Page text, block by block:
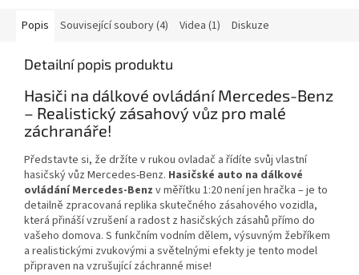
Popis Související soubory (4) Videa (1) Diskuze
Detailní popis produktu
Hasiči na dálkové ovládání Mercedes-Benz
– Realistický zásahový vůz pro malé
záchranáře!
Představte si, že držíte v rukou ovladač a řídíte svůj vlastní
hasičský vůz Mercedes-Benz. Hasičské auto na dálkové
ovládání Mercedes-Benz v měřítku 1:20 není jen hračka – je to
detailně zpracovaná replika skutečného zásahového vozidla,
která přináší vzrušení a radost z hasičských zásahů přímo do
vašeho domova. S funkčním vodním dělem, výsuvným žebříkem
a realistickými zvukovými a světelnými efekty je tento model
připraven na vzrušující záchranné mise!